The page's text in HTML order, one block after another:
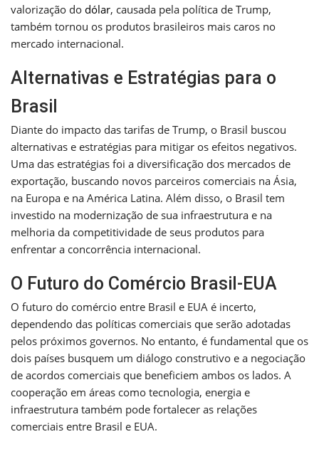
valorização do dólar, causada pela política de Trump,
também tornou os produtos brasileiros mais caros no
mercado internacional.
Alternativas e Estratégias para o
Brasil
Diante do impacto das tarifas de Trump, o Brasil buscou
alternativas e estratégias para mitigar os efeitos negativos.
Uma das estratégias foi a diversificação dos mercados de
exportação, buscando novos parceiros comerciais na Ásia,
na Europa e na América Latina. Além disso, o Brasil tem
investido na modernização de sua infraestrutura e na
melhoria da competitividade de seus produtos para
enfrentar a concorrência internacional.
O Futuro do Comércio Brasil-EUA
O futuro do comércio entre Brasil e EUA é incerto,
dependendo das políticas comerciais que serão adotadas
pelos próximos governos. No entanto, é fundamental que os
dois países busquem um diálogo construtivo e a negociação
de acordos comerciais que beneficiem ambos os lados. A
cooperação em áreas como tecnologia, energia e
infraestrutura também pode fortalecer as relações
comerciais entre Brasil e EUA.